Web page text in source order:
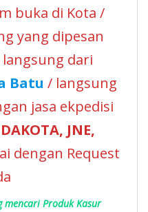
buka di Kota /
yang dipesan
dari
Batu / langsung
jasa ekpedisi
JNE,
dengan Request
mencari Produk Kasur